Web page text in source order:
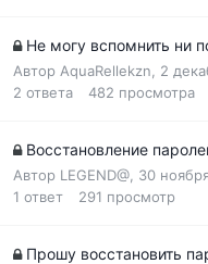
Не могу вспомнить ни
Автор AquaRellekzn
2
2 ответа 482 просмотра
Восстановление
Автор LEGEND@ 30
1 ответ 291 просмотр
Прошу восстановить